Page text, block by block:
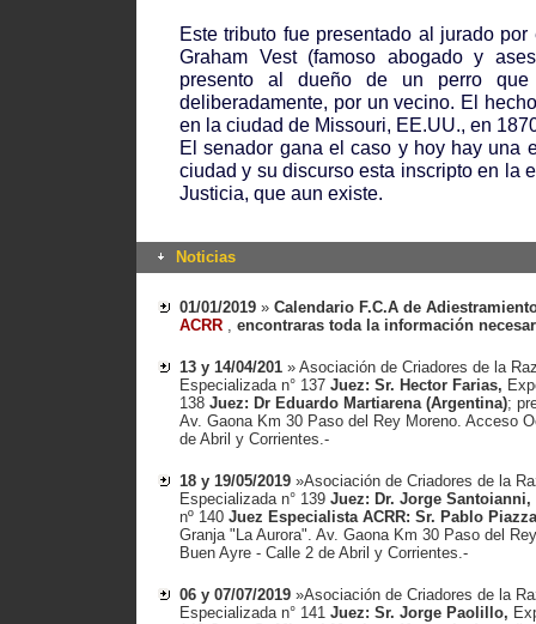
Este tributo fue presentado al jurado
Graham Vest (famoso abogado y
presento al dueño de un perro
deliberadamente, por un vecino. El
en la ciudad de Missouri, EE.UU., en
El senador gana el caso y hoy hay una
ciudad y su discurso esta inscripto en la
Justicia, que aun existe.
Noticias